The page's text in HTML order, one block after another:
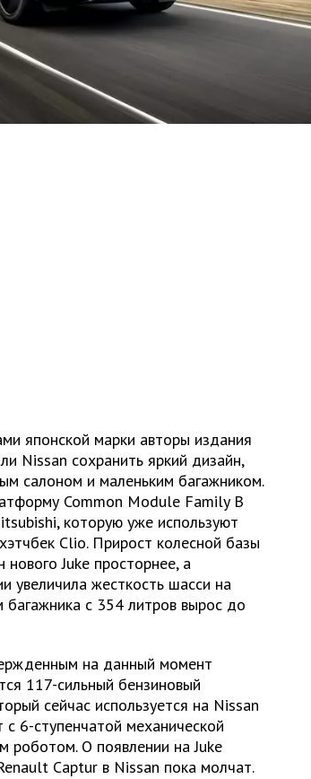
японской марки авторы издания
Nissan сохранить яркий дизайн,
салоном и маленьким багажником.
Common Module Family B
которую уже используют
Clio. Прирост колесной базы
Juke просторнее, а
увеличила жесткость шасси на
багажника с 354 литров вырос до
на данный момент
117-сильный бензиновый
сейчас используется на Nissan
с 6-ступенчатой механической
роботом. О появлении на Juke
Captur в Nissan пока молчат.